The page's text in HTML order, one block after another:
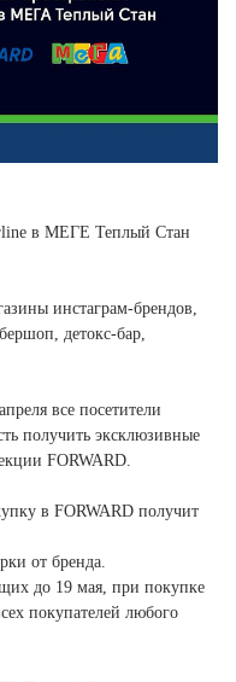
в МЕГЕ Теплый Стан
инстаграм-брендов,
детокс-бар,
все посетители
получить эксклюзивные
FORWARD.
в FORWARD получит
от бренда.
до 19 мая, при покупке
покупателей любого